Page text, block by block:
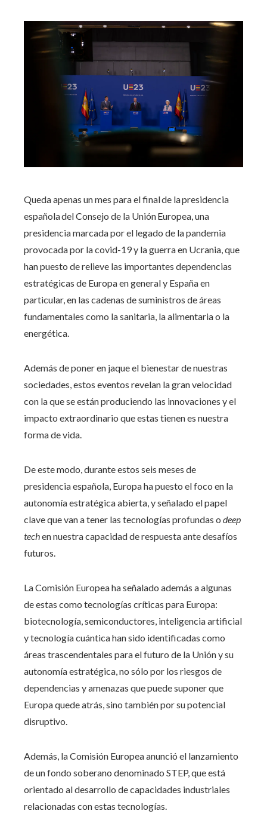
Queda apenas un mes para el final de la presidencia
española del Consejo de la Unión Europea, una
presidencia marcada por el legado de la pandemia
provocada por la covid-19 y la guerra en Ucrania, que
han puesto de relieve las importantes dependencias
estratégicas de Europa en general y España en
particular, en las cadenas de suministros de áreas
fundamentales como la sanitaria, la alimentaria o la
energética.
Además de poner en jaque el bienestar de nuestras
sociedades, estos eventos revelan la gran velocidad
con la que se están produciendo las innovaciones y el
impacto extraordinario que estas tienen es nuestra
forma de vida.
De este modo, durante estos seis meses de
presidencia española, Europa ha puesto el foco en la
autonomía estratégica abierta, y señalado el papel
clave que van a tener las tecnologías profundas o deep
techen nuestra capacidad de respuesta ante desafíos
futuros.
La Comisión Europea ha señalado además a algunas
de estas como tecnologías críticas para Europa:
biotecnología, semiconductores, inteligencia artificial
y tecnología cuántica han sido identificadas como
áreas trascendentales para el futuro de la Unión y su
autonomía estratégica, no sólo por los riesgos de
dependencias y amenazas que puede suponer que
Europa quede atrás, sino también por su potencial
disruptivo.
Además, la Comisión Europea anunció el lanzamiento
de un fondo soberano denominado STEP, que está
orientado al desarrollo de capacidades industriales
relacionadas con estas tecnologías.